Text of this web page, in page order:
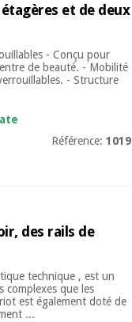
et de deux
- Conçu pour
de beauté. - Mobilité
- Structure
Référence: 1019
des rails de
technique , est un
que les
est également doté de
...